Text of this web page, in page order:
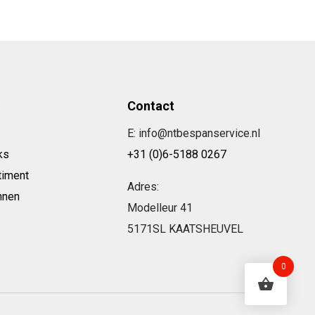
Contact
E: info@ntbespanservice.nl
+31 (0)6-5188 0267
Adres:
Modelleur 41
5171SL KAATSHEUVEL
0